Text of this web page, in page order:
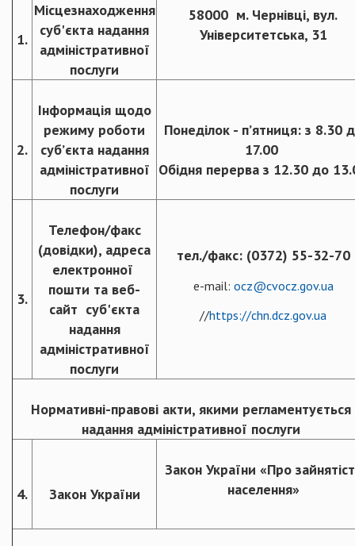
1.
Місцезнаходження
суб'єкта надання
адміністративної
послуги
58000 м. Чернівці, вул.
Університетська, 31
2.
Інформація щодо
режиму роботи
суб’єкта надання
адміністративної
послуги
Понеділок - п’ятниця: з 8.30
17.00
Обідня перерва з 12.30 до
3.
Телефон/факс
(довідки), адреса
електронної
пошти та веб-
сайт суб'єкта
надання
адміністративної
послуги
тел./факс: (0372) 55-32-70
e-mail: ocz@cvocz.gov.ua
//https://chn.dcz.gov.ua
Нормативні-правові акти, якими регламентується
надання адміністративної послуги
4. Закон України
Закон України «Про
населення»